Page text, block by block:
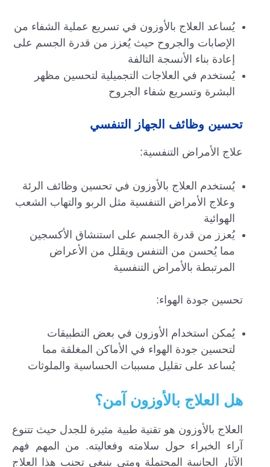
يُساعد العلاج بالأوزون في تسريع عملية الشفاء من
الإصابات والجروح حيث يُعزز من قدرة الجسم على
إعادة بناء الأنسجة التالفة
يُستخدم في العلاجات التجميلية لتحسين مظهر
البشرة وتسريع شفاء الجروح
تحسين وظائف الجهاز التنفسي
علاج الأمراض التنفسية:
يُستخدم العلاج بالأوزون في تحسين وظائف الرئة
وعلاج الأمراض التنفسية مثل الربو والتهاب الشعب
الهوائية
يُعزز من قدرة الجسم على استنشاق الأكسجين
مما يُحسن من التنفس ويقلل من الأعراض
المرتبطة بالأمراض التنفسية
تحسين جودة الهواء:
يُمكن استخدام الأوزون في بعض التطبيقات
لتحسين جودة الهواء في الأماكن المغلقة مما
يُساعد على تقليل مسببات الحساسية والملوثات
هل العلاج بالأوزون آمن؟
العلاج بالأوزون هو تقنية طبية مثيرة للجدل حيث تتنوع
آراء الخبراء حول سلامته وفعاليته. من المهم فهم
الآثار الجانبية المحتملة ومتى ينبغي تجنب هذا العلاج